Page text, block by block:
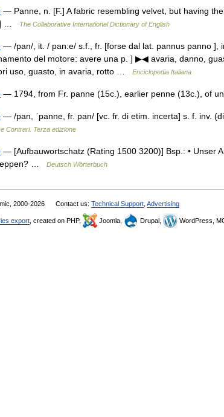
— Panne, n. [F.] A fabric resembling velvet, but having
…
The Collaborative International Dictionary of English
— /pan/, it. / pan:e/ s.f., fr. [forse dal lat. pannus panno ],
del motore: avere una p. ] ▶◀ avaria, danno,
uso, guasto, in avaria, rotto …
Enciclopedia Italiana
— 1794, from Fr. panne (15c.), earlier penne (13c.), of
— /pan, ˈpanne, fr. pan/ [vc. fr. di etim. incerta] s. f. inv.
Contrari. Terza edizione
— [Aufbauwortschatz (Rating 1500 3200)] Bsp.: • Unser
…
Deutsch Wörterbuch
2000-2026 Contact us: Technical Support Advertising
export , created on PHP, Joomla, Drupal, WordPress,